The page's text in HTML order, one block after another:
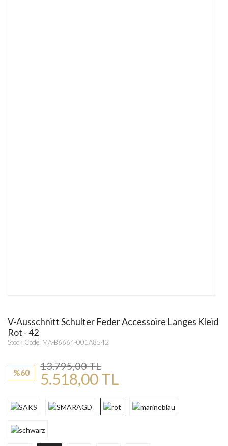
V-Ausschnitt Schulter Feder Accessoire Langes Kleid
Rot - 42
Stock Code: MA-B6664-001A8542
%60
13.795,00 TL
5.518,00 TL